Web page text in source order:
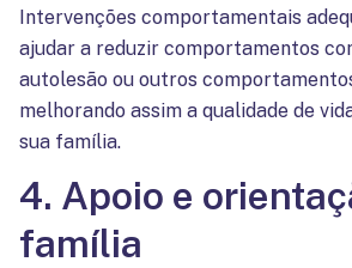
Intervenções comportamentais
ajudar a reduzir comportamentos
autolesão ou outros
melhorando assim a qualidade de
sua família.
4. Apoio e
família